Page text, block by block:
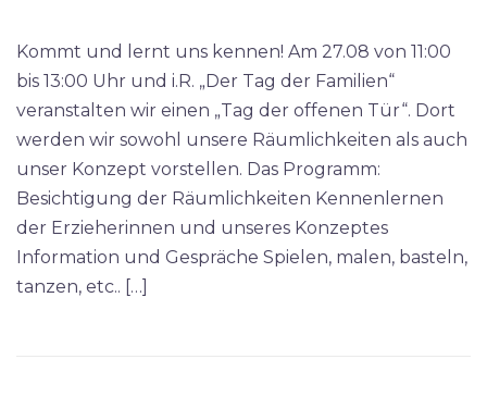
Kommt und lernt uns kennen! Am 27.08 von 11:00
bis 13:00 Uhr und i.R. „Der Tag der Familien“
veranstalten wir einen „Tag der offenen Tür“. Dort
werden wir sowohl unsere Räumlichkeiten als auch
unser Konzept vorstellen. Das Programm:
Besichtigung der Räumlichkeiten Kennenlernen
der Erzieherinnen und unseres Konzeptes
Information und Gespräche Spielen, malen, basteln,
tanzen, etc.. […]